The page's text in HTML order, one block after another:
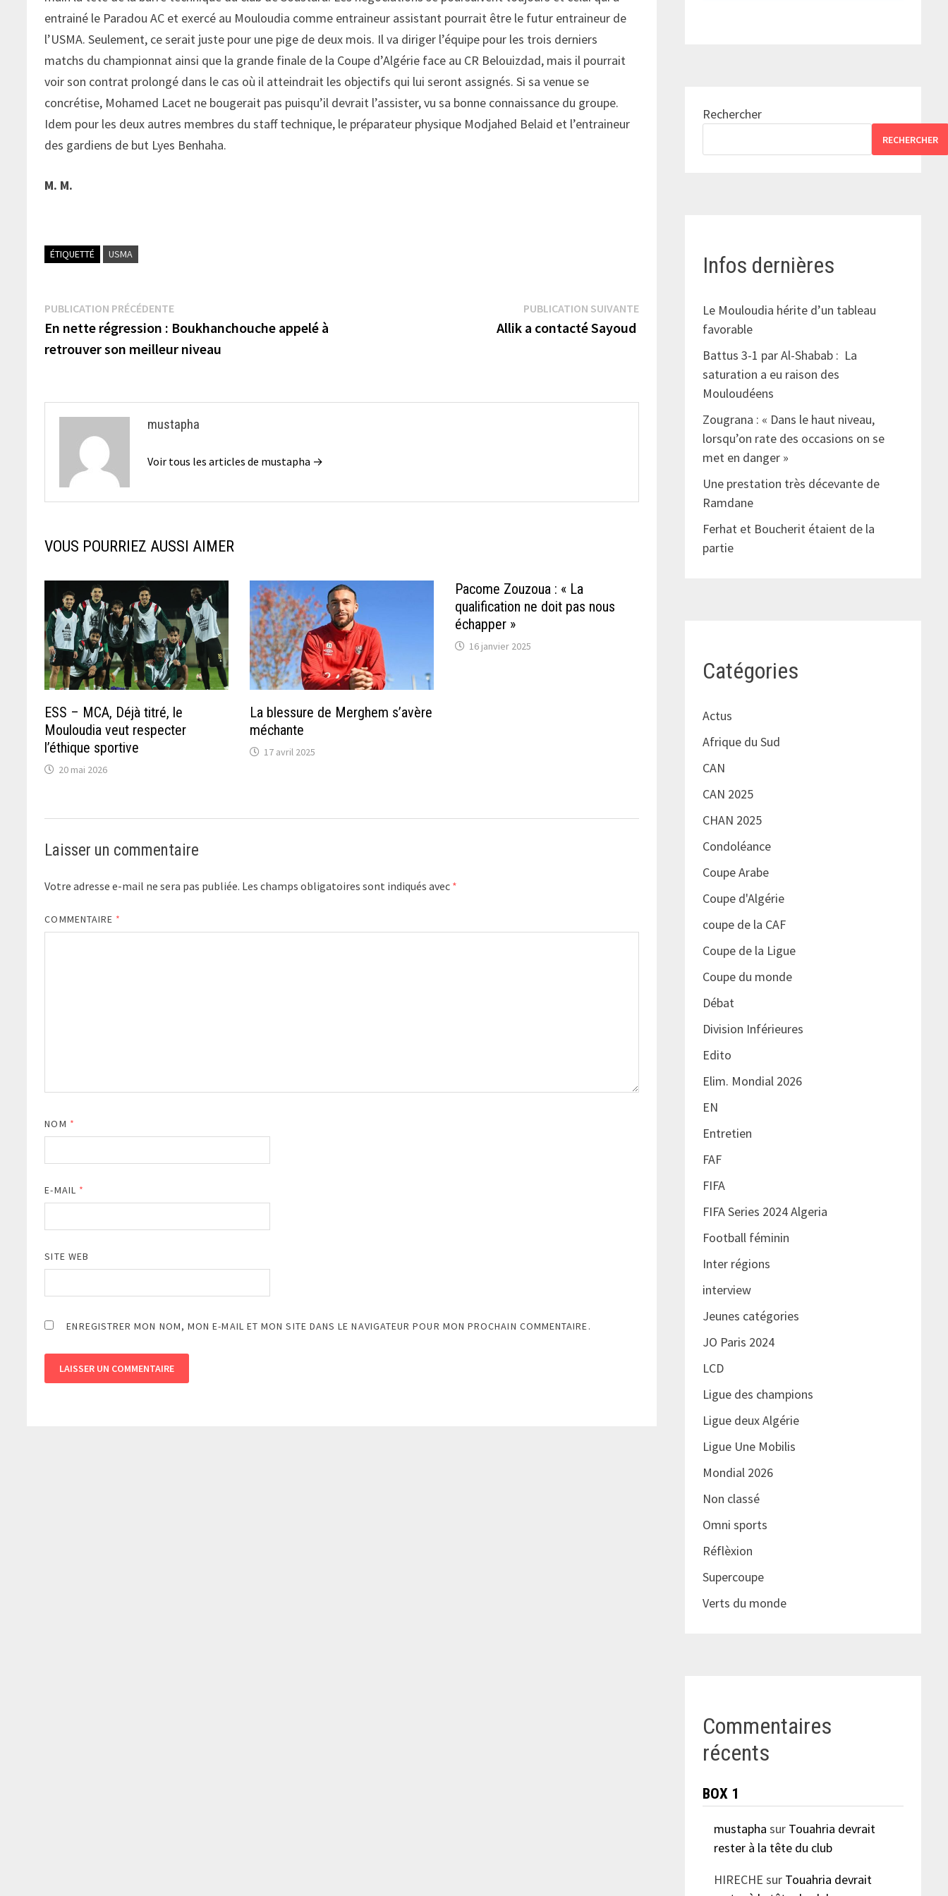
entrainé le Paradou AC et exercé au Mouloudia comme entraineur assistant pourrait être le futur entraineur de
l’USMA. Seulement, ce serait juste pour une pige de deux mois. Il va diriger l’équipe pour les trois derniers
matchs du championnat ainsi que la grande finale de la Coupe d’Algérie face au CR Belouizdad, mais il pourrait
voir son contrat prolongé dans le cas où il atteindrait les objectifs qui lui seront assignés. Si sa venue se
concrétise, Mohamed Lacet ne bougerait pas puisqu’il devrait l’assister, vu sa bonne connaissance du groupe.
Idem pour les deux autres membres du staff technique, le préparateur physique Modjahed Belaid et l’entraineur
des gardiens de but Lyes Benhaha.
M. M.
ÉTIQUETTÉ USMA
Navigation
de
PUBLICATION PRÉCÉDENTEPublication
précédente :
En nette régression : Boukhanchouche appelé à
retrouver son meilleur niveau
PUBLICATION SUIVANTEPublication
Allik a contacté Sayoud
mustapha
Voir tous les articles de mustapha →
VOUS POURRIEZ AUSSI AIMER
ESS – MCA, Déjà titré, le
Mouloudia veut respecter
l’éthique sportive
20 mai 2026
La blessure de Merghem s’avère
méchante
17 avril 2025
Pacome Zouzoua : « La
qualification ne doit pas nous
échapper »
16 janvier 2025
Laisser un commentaire
Votre adresse e-mail ne sera pas publiée. Les champs obligatoires sont indiqués avec *
COMMENTAIRE *
NOM *
E-MAIL *
SITE WEB
ENREGISTRER MON NOM, MON E-MAIL ET MON SITE DANS LE NAVIGATEUR POUR MON PROCHAIN COMMENTAIRE.
Rechercher
RECHERCHER
Infos dernières
Le Mouloudia hérite d’un tableau
favorable
Battus 3-1 par Al-Shabab : La
saturation a eu raison des
Mouloudéens
Zougrana : « Dans le haut niveau,
lorsqu’on rate des occasions on se
met en danger »
Une prestation très décevante de
Ramdane
Ferhat et Boucherit étaient de la
partie
Catégories
Actus
Afrique du Sud
CAN
CAN 2025
CHAN 2025
Condoléance
Coupe Arabe
Coupe d'Algérie
coupe de la CAF
Coupe de la Ligue
Coupe du monde
Débat
Division Inférieures
Edito
Elim. Mondial 2026
EN
Entretien
FAF
FIFA
FIFA Series 2024 Algeria
Football féminin
Inter régions
interview
Jeunes catégories
JO Paris 2024
LCD
Ligue des champions
Ligue deux Algérie
Ligue Une Mobilis
Mondial 2026
Non classé
Omni sports
Réflèxion
Supercoupe
Verts du monde
Commentaires
récents
BOX 1
mustapha sur Touahria devrait
rester à la tête du club
HIRECHE sur Touahria devrait